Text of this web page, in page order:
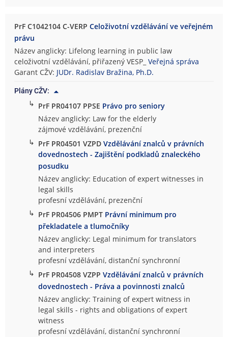
PrF C1042104 C-VERPCeloživotní vzdělávání ve veřejném
právu
Název anglicky: Lifelong learning in public law
celoživotní vzdělávání, přiřazený VESP_Veřejná správa
Garant CŽV: JUDr. Radislav Bražina, Ph.D.
Plány CŽV:
↳ PrF PR04107 PPSE Právo pro seniory
Název anglicky: Law for the elderly
zájmové vzdělávání, prezenční
↳ PrF PR04501 VZPDVzdělávání znalců v právních
dovednostech - Zajištění podkladů znaleckého
posudku
Název anglicky: Education of expert witnesses in
legal skills
profesní vzdělávání, prezenční
↳ PrF PR04506 PMPT Právní minimum pro
překladatele a tlumočníky
Název anglicky: Legal minimum for translators
and interpreters
profesní vzdělávání, distanční synchronní
↳ PrF PR04508 VZPPVzdělávání znalců v právních
dovednostech - Práva a povinnosti znalců
Název anglicky: Training of expert witness in
legal skills - rights and obligations of expert
witness
profesní vzdělávání, distanční synchronní